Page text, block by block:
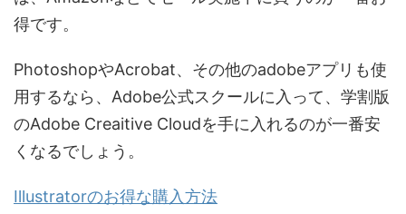
得です。
PhotoshopやAcrobat、その他のadobeアプリも使
用するなら、Adobe公式スクールに入って、学割版
のAdobe Creaitive Cloudを手に入れるのが一番安
くなるでしょう。
Illustratorのお得な購入方法